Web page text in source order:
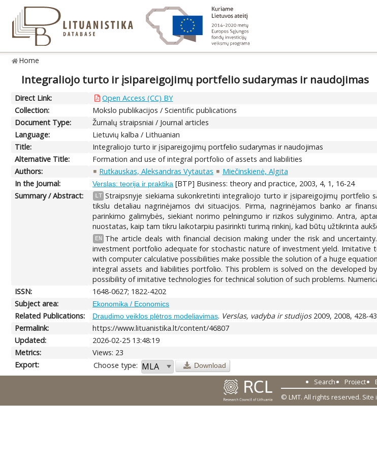
Home
Integraliojo turto ir įsipareigojimų portfelio sudarymas ir naudojimas
Direct Link:
Open Access (CC) BY
Collection:
Mokslo publikacijos / Scientific publications
Document Type:
Žurnalų straipsniai / Journal articles
Language:
Lietuvių kalba / Lithuanian
Title:
Integraliojo turto ir įsipareigojimų portfelio sudarymas ir naudojimas
Alternative Title:
Formation and use of integral portfolio of assets and liabilities
Authors:
Rutkauskas, Aleksandras Vytautas
Miečinskienė, Algita
In the Journal:
Verslas: teorija ir praktika [BTP] Business: theory and practice, 2003, 4, 1, 16-24
Summary / Abstract:
LT Straipsnyje siekiama sukonkretinti integraliojo turto ir įsipareigojimų
tikslu detaliau nagrinėjamos dvi situacijos. Pirma, nagrinėjamos banko ar
parinkimo galimybės, siekiant norimo pelningumo ir rizikos sulyginimo. Antra,
nuostatas, kaip tam tikru laikotarpiu pasirinkti turimą rinkinį, kad būtų užtikrinta
EN
The article deals with financial decision making under the risk and
investment portfolio adequate for stochastic nature of investment yield.
with computer calculative possibilities make possible the solution of a huge
integral assets and liabilities portfolio. This problem is solved on the
possibility of imitative technologies for technical solution of such problems.
ISSN:
1648-0627; 1822-4202
Subject area:
Ekonomika / Economics
Related Publications: Draudimo veiklos plėtros modeliavimas. Verslas, vadyba ir studijos2009, 2008, 428-
Permalink:
https://www.lituanistika.lt/content/46807
Updated:
2026-02-25 13:48:19
Metrics:
Views: 23
Export:
Choose type: Download
Search Project
© LMT. All rights reserved. Site